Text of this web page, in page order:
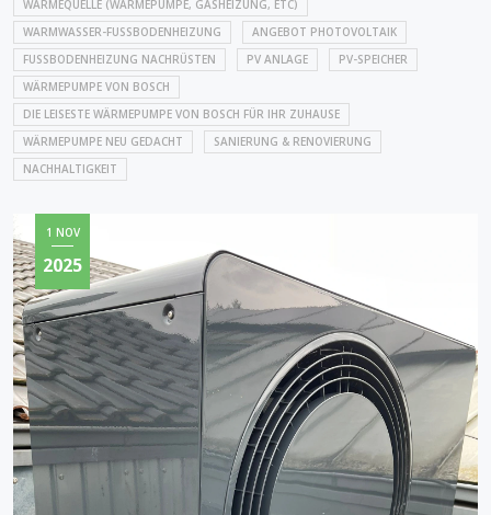
WÄRMEQUELLE (WÄRMEPUMPE, GASHEIZUNG, ETC)
WARMWASSER-FUSSBODENHEIZUNG
ANGEBOT PHOTOVOLTAIK
FUSSBODENHEIZUNG NACHRÜSTEN
PV ANLAGE
PV-SPEICHER
WÄRMEPUMPE VON BOSCH
DIE LEISESTE WÄRMEPUMPE VON BOSCH FÜR IHR ZUHAUSE
WÄRMEPUMPE NEU GEDACHT
SANIERUNG & RENOVIERUNG
NACHHALTIGKEIT
1 NOV
2025